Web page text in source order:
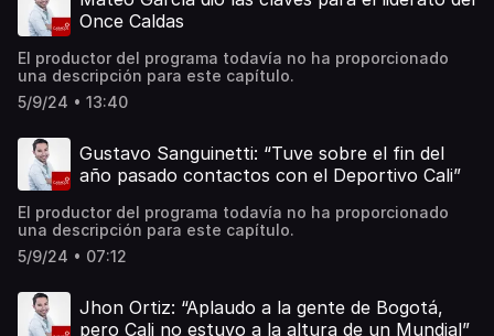
Once Caldas
El productor del programa todavía no ha proporcionado
una descripción para este capítulo.
5/9/24 • 13:40
Gustavo Sanguinetti: “Tuve sobre el fin del
año pasado contactos con el Deportivo Cali”
El productor del programa todavía no ha proporcionado
una descripción para este capítulo.
5/9/24 • 07:12
Jhon Ortiz: “Aplaudo a la gente de Bogotá,
pero Cali no estuvo a la altura de un Mundial”